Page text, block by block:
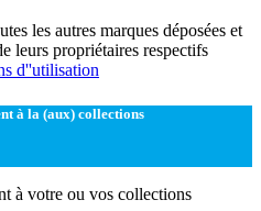
les autres marques déposées et
leurs propriétaires respectifs
d''utilisation
à la (aux) collections
à votre ou vos collections